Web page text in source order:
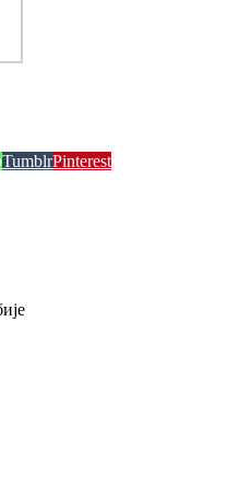
TumblrPinterest